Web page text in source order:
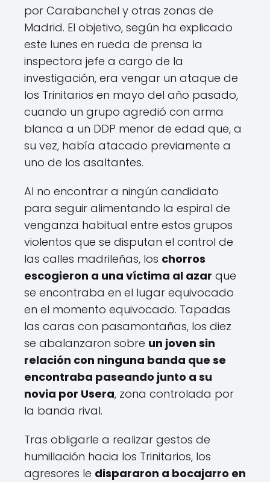
por Carabanchel y otras zonas de
Madrid. El objetivo, según ha explicado
este lunes en rueda de prensa la
inspectora jefe a cargo de la
investigación, era vengar un ataque de
los Trinitarios en mayo del año pasado,
cuando un grupo agredió con arma
blanca a un DDP menor de edad que, a
su vez, había atacado previamente a
uno de los asaltantes.
Al no encontrar a ningún candidato
para seguir alimentando la espiral de
venganza habitual entre estos grupos
violentos que se disputan el control de
las calles madrileñas, los chorros
escogieron a una víctima al azar que
se encontraba en el lugar equivocado
en el momento equivocado. Tapadas
las caras con pasamontañas, los diez
se abalanzaron sobre un joven sin
relación con ninguna banda que se
encontraba paseando junto a su
novia por Usera, zona controlada por
la banda rival.
Tras obligarle a realizar gestos de
humillación hacia los Trinitarios, los
agresores le dispararon a bocajarro en